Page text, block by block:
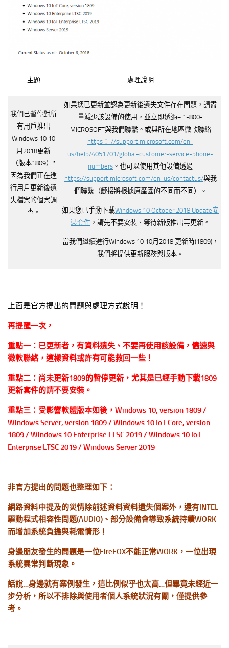
主題 處理說明
我們已暫停對所
有用戶推出
Windows 10 10
月2018更新
（版本1809）*
因為我們正在進
行用戶更新後遺
失檔案的個案調
查。
如果您已更新並認為更新後遺失文件存在問題，請盡
量減少該設備的使用，並立即透過+ 1-800-
MICROSOFT與我們聯繫。或與所在地區微軟聯絡
https： //support.microsoft.com/en-
us/help/4051701/global-customer-service-phone-
numbers 。也可以使用其他設備透過
https://support.microsoft.com/en-us/contactus/與我
們聯繫（鏈接將根據原產國的不同而不同）。
如果您已手動下載Windows 10 October 2018 Update安
裝套件 ，請先不要安裝、等待新版推出再更新。
當我們繼續進行Windows 10 10月2018 更新時(1809)，
我們將提供更新服務與版本。
上面是官方提出的問題與處理方式說明！
再提醒一次，
重點一：已更新者，有資料遺失、不要再使用該設備，儘速與
微軟聯絡，這樣資料或許有可能救回一些！
重點二：尚未更新1809的暫停更新，尤其是已經手動下載1809
更新套件的請不要安裝。
重點三：受影響軟體版本如後，Windows 10, version 1809 /
Windows Server, version 1809 / Windows 10 IoT Core, version
1809 / Windows 10 Enterprise LTSC 2019 / Windows 10 IoT
Enterprise LTSC 2019 / Windows Server 2019
非官方提出的問題也整理如下：
網路資料中提及的災情除前述資料資料遺失個案外，還有INTEL
驅動程式相容性問題(AUDIO)、部分設備會導致系統持續WORK
而增加系統負擔與耗電情形！
身邊朋友發生的問題是一位FireFOX不能正常WORK，一位出現
系統異常判斷現象。
話說…身邊就有案例發生，這比例似乎也太高…但畢竟未經近一
步分析，所以不排除與使用者個人系統狀況有關，僅提供參
考。